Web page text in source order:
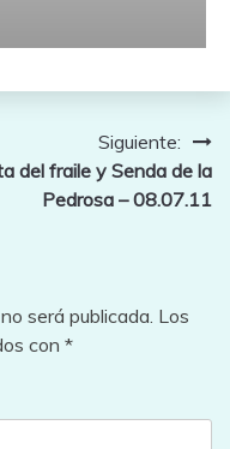
Siguiente:
del fraile y Senda de la
Pedrosa – 08.07.11
será publicada. Los
con *